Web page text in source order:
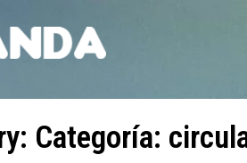
Categoría: